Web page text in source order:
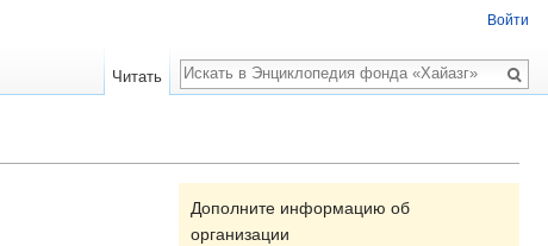
Дополните информацию об
организации
Войти
Читать
Поиск